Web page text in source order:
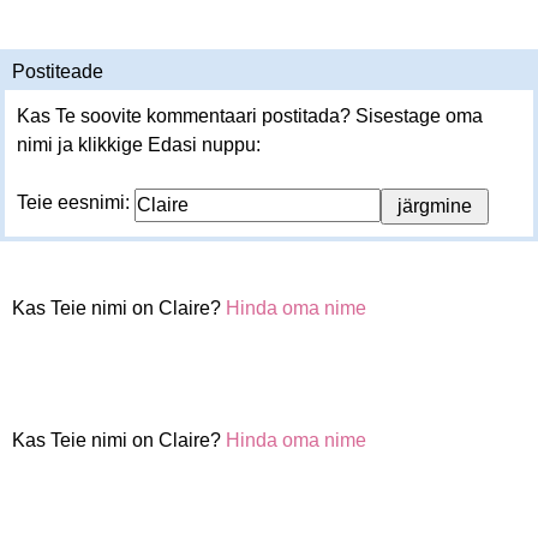
Postiteade
Kas Te soovite kommentaari postitada? Sisestage oma
nimi ja klikkige Edasi nuppu:
Teie eesnimi:
Kas Teie nimi on Claire? Hinda oma nime
Kas Teie nimi on Claire? Hinda oma nime